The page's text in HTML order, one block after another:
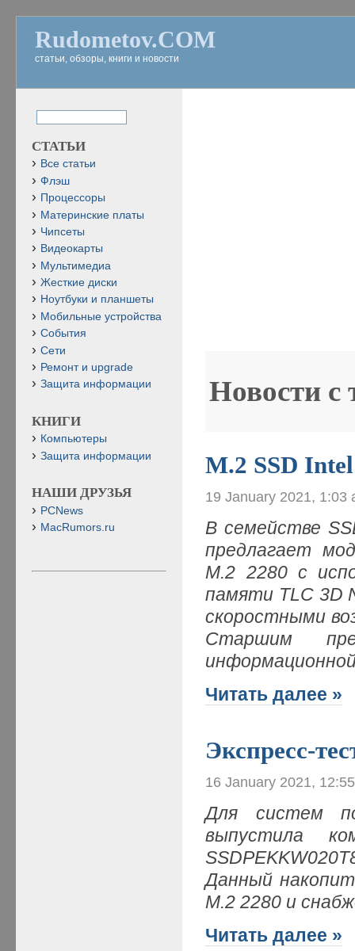
Rudometov.COM
статьи, обзоры, книги и новости
Новости с
M.2 SSD
19 January 2021, 1:03
В семействе
предлагает
M.2 2280 с
памяти TLC 3D
скоростными
Старшим
Читать далее »
Экспресс-
16 January 2021,
Для систем
выпустила
Данный
M.2 2280 и
Читать далее »
СТАТЬИ
Все статьи
Флэш
Процессоры
Материнские платы
Чипсеты
Видеокарты
Мультимедиа
Жесткие диски
Ноутбуки и планшеты
Мобильные устройства
События
Сети
Ремонт и upgrade
Защита информации
КНИГИ
Компьютеры
Защита информации
НАШИ ДРУЗЬЯ
PCNews
MacRumors.ru